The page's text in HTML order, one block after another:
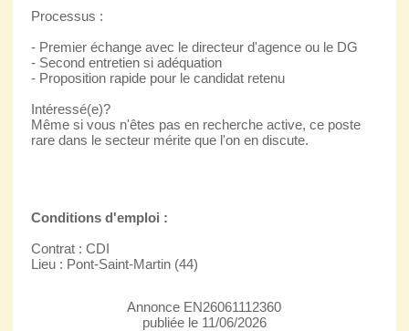
Processus :
- Premier échange avec le directeur d'agence ou le DG
- Second entretien si adéquation
- Proposition rapide pour le candidat retenu
Intéressé(e)?
Même si vous n'êtes pas en recherche active, ce poste
rare dans le secteur mérite que l'on en discute.
Conditions d'emploi :
Contrat : CDI
Lieu : Pont-Saint-Martin (44)
Annonce EN26061112360
publiée le 11/06/2026